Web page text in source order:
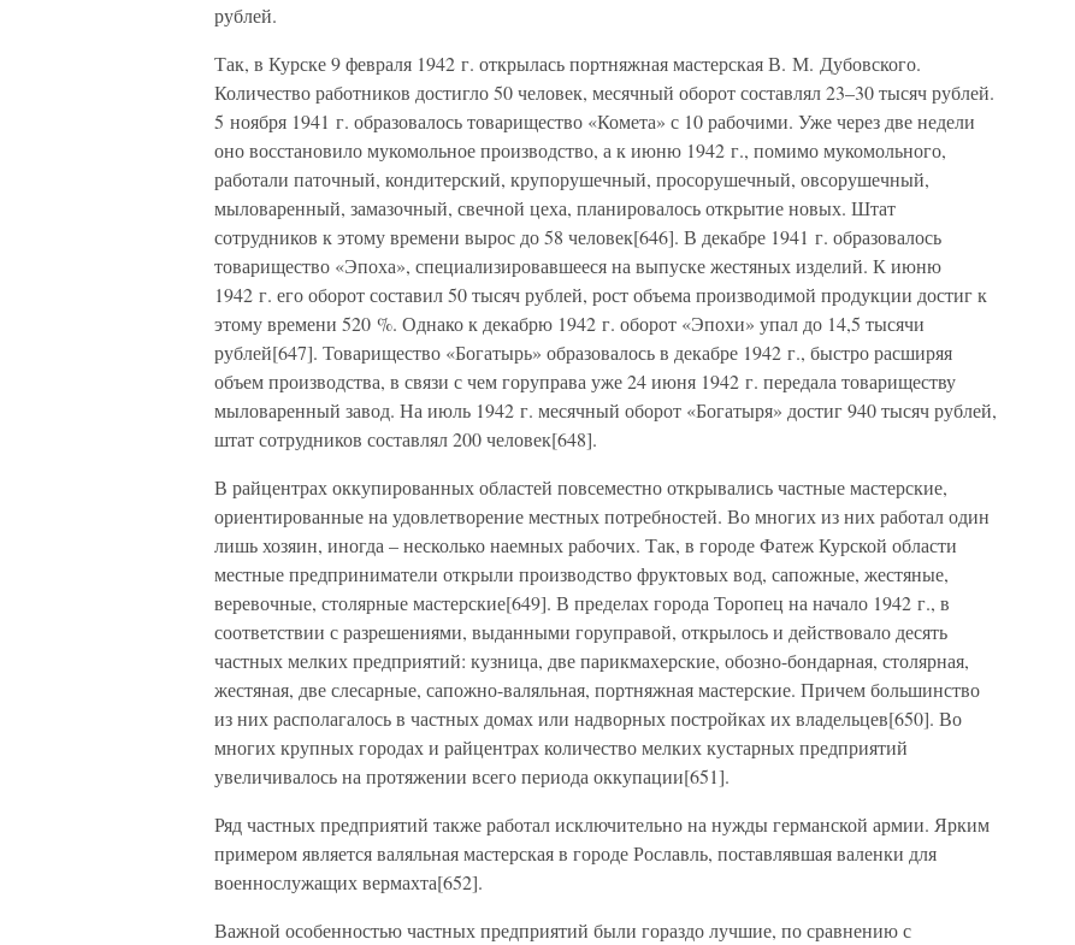
рублей.
Так, в Курске 9 февраля 1942 г. открылась портняжная мастерская В. М. Дубовского.
Количество работников достигло 50 человек, месячный оборот составлял 23–30 тысяч рублей.
5 ноября 1941 г. образовалось товарищество «Комета» с 10 рабочими. Уже через две недели
оно восстановило мукомольное производство, а к июню 1942 г., помимо мукомольного,
работали паточный, кондитерский, крупорушечный, просорушечный, овсорушечный,
мыловаренный, замазочный, свечной цеха, планировалось открытие новых. Штат
сотрудников к этому времени вырос до 58 человек[646]. В декабре 1941 г. образовалось
товарищество «Эпоха», специализировавшееся на выпуске жестяных изделий. К июню
1942 г. его оборот составил 50 тысяч рублей, рост объема производимой продукции достиг к
этому времени 520 %. Однако к декабрю 1942 г. оборот «Эпохи» упал до 14,5 тысячи
рублей[647]. Товарищество «Богатырь» образовалось в декабре 1942 г., быстро расширяя
объем производства, в связи с чем горуправа уже 24 июня 1942 г. передала товариществу
мыловаренный завод. На июль 1942 г. месячный оборот «Богатыря» достиг 940 тысяч рублей,
штат сотрудников составлял 200 человек[648].
В райцентрах оккупированных областей повсеместно открывались частные мастерские,
ориентированные на удовлетворение местных потребностей. Во многих из них работал один
лишь хозяин, иногда – несколько наемных рабочих. Так, в городе Фатеж Курской области
местные предприниматели открыли производство фруктовых вод, сапожные, жестяные,
веревочные, столярные мастерские[649]. В пределах города Торопец на начало 1942 г., в
соответствии с разрешениями, выданными горуправой, открылось и действовало десять
частных мелких предприятий: кузница, две парикмахерские, обозно-бондарная, столярная,
жестяная, две слесарные, сапожно-валяльная, портняжная мастерские. Причем большинство
из них располагалось в частных домах или надворных постройках их владельцев[650]. Во
многих крупных городах и райцентрах количество мелких кустарных предприятий
увеличивалось на протяжении всего периода оккупации[651].
Ряд частных предприятий также работал исключительно на нужды германской армии. Ярким
примером является валяльная мастерская в городе Рославль, поставлявшая валенки для
военнослужащих вермахта[652].
Важной особенностью частных предприятий были гораздо лучшие, по сравнению с